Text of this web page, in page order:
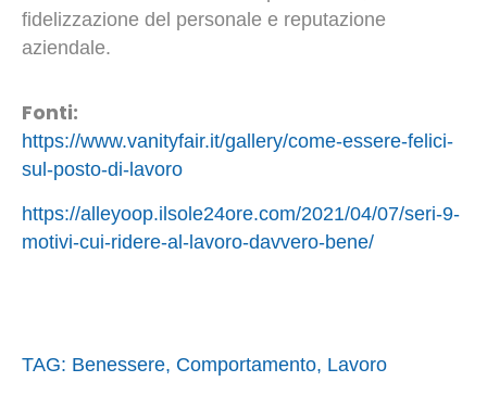
fidelizzazione del personale e reputazione
aziendale.
Fonti:
https://www.vanityfair.it/gallery/come-essere-felici-
sul-posto-di-lavoro
https://alleyoop.ilsole24ore.com/2021/04/07/seri-9-
motivi-cui-ridere-al-lavoro-davvero-bene/
TAG: Benessere, Comportamento, Lavoro